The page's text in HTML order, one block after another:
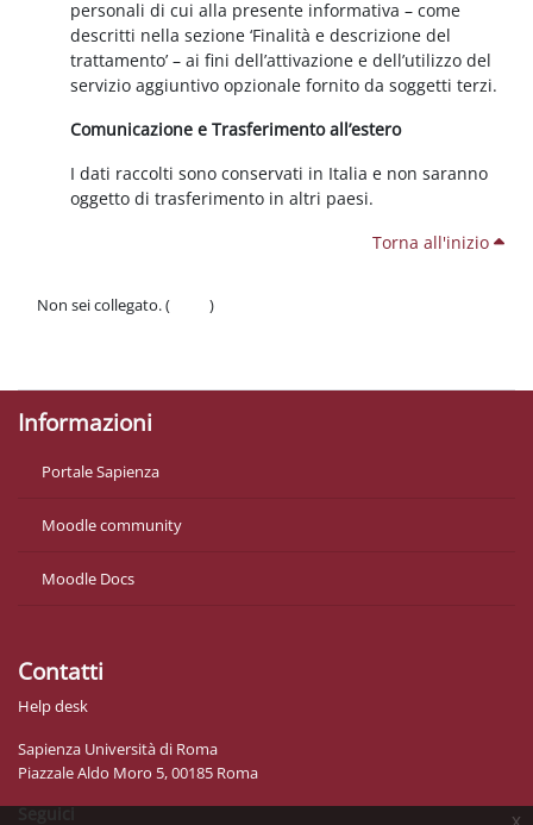
x
personali di cui alla presente informativa – come
descritti nella sezione ‘Finalità e descrizione del
trattamento’ – ai fini dell’attivazione e dell’utilizzo del
servizio aggiuntivo opzionale fornito da soggetti terzi.
Comunicazione e Trasferimento all’estero
I dati raccolti sono conservati in Italia e non saranno
oggetto di trasferimento in altri paesi.
Torna all'inizio
Non sei collegato. (
)
Informazioni
Portale Sapienza
Moodle community
Moodle Docs
Contatti
Help desk
Sapienza Università di Roma
Piazzale Aldo Moro 5, 00185 Roma
Seguici